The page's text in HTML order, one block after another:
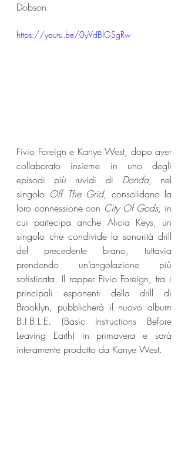
Dobson.
https://youtu.be/0yVdBlGSgRw
Fivio Foreign e Kanye West, dopo aver
collaborato insieme in uno degli
episodi più ruvidi di Donda, nel
singolo Off The Grid, consolidano la
loro connessione con City Of Gods, in
cui partecipa anche Alicia Keys, un
singolo che condivide la sonorità drill
del precedente brano, tuttavia
prendendo un’angolazione più
sofisticata. Il rapper Fivio Foreign, tra i
principali esponenti della drill di
Brooklyn, pubblicherà il nuovo album
B.I.B.L.E. (Basic Instructions Before
Leaving Earth) in primavera e sarà
interamente prodotto da Kanye West.